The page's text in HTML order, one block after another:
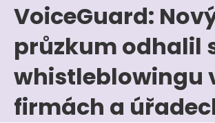
VoiceGuard:
průzkum odhalil
whistleblowingu
firmách a